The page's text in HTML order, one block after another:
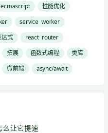
ecmascript
性能优化
service worker
达式
react router
拓展 函数式编程
类库
微前端 async/await
么让它提速